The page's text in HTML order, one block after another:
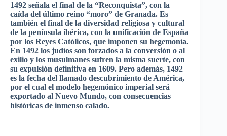
1492 señala el final de la “Reconquista”, con la
caída del último reino “moro” de Granada. Es
también el final de la diversidad religiosa y cultural
de la península ibérica, con la unificación de España
por los Reyes Católicos, que imponen su hegemonía.
En 1492 los judíos son forzados a la conversión o al
exilio y los musulmanes sufren la misma suerte, con
su expulsión definitiva en 1609. Pero además, 1492
es la fecha del llamado descubrimiento de América,
por el cual el modelo hegemónico imperial será
exportado al Nuevo Mundo, con consecuencias
históricas de inmenso calado.